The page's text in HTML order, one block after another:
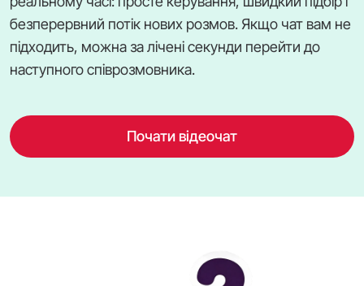
безперервний потік нових розмов. Якщо чат вам не
підходить, можна за лічені секунди перейти до
наступного співрозмовника.
Почати відеочат